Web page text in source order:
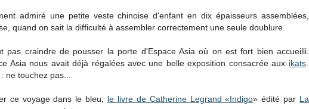
admiré une petite veste chinoise d'enfant en dix épaisseurs assemblées,
quand on sait la difficulté à assembler correctement une seule doublure.
pas craindre de pousser la porte d'Espace Asia où on est fort bien accueilli.
Asia nous avait déjà régalées avec une belle exposition consacrée aux ikats.
ne touchez pas...
ce voyage dans le bleu, le livre de Catherine Legrand «Indigo» édité par La